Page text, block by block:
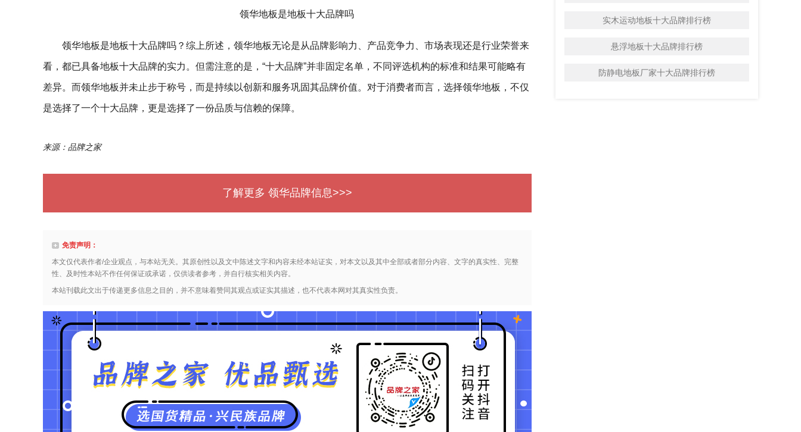
领华地板是地板十大品牌吗
领华地板是地板十大品牌吗？综上所述，领华地板无论是从品牌影响力、产品竞争力、市场表现还是行业荣誉来
看，都已具备地板十大品牌的实力。但需注意的是，“十大品牌”并非固定名单，不同评选机构的标准和结果可能略有
差异。而领华地板并未止步于称号，而是持续以创新和服务巩固其品牌价值。对于消费者而言，选择领华地板，不仅
是选择了一个十大品牌，更是选择了一份品质与信赖的保障。
来源：品牌之家
了解更多 领华品牌信息>>>
免责声明：
本文仅代表作者/企业观点，与本站无关。其原创性以及文中陈述文字和内容未经本站证实，对本文以及其中全部或者部分内容、文字的真实性、完整
性、及时性本站不作任何保证或承诺，仅供读者参考，并自行核实相关内容。
本站刊载此文出于传递更多信息之目的，并不意味着赞同其观点或证实其描述，也不代表本网对其真实性负责。
实木运动地板十大品牌排行榜
悬浮地板十大品牌排行榜
防静电地板厂家十大品牌排行榜